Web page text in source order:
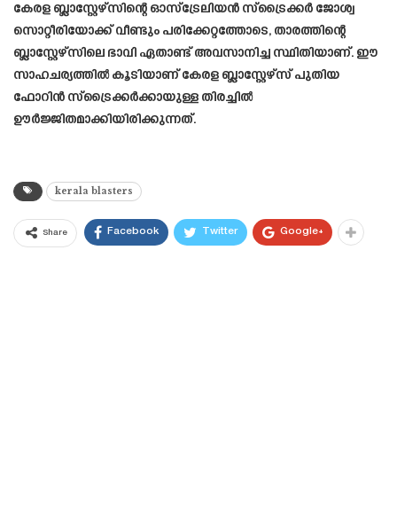
കേരള ബ്ലാസ്റ്റേഴ്സിന്റെ ഓസ്ട്രേലിയൻ സ്ട്രൈക്കർ ജോശ്വ
സൊറ്റീരിയോക്ക്‌ വീണ്ടും പരിക്കേറ്റത്തോടെ, താരത്തിന്റെ
ബ്ലാസ്റ്റേഴ്സിലെ ഭാവി ഏതാണ്ട് അവസാനിച്ച സ്ഥിതിയാണ്. ഈ
സാഹചര്യത്തിൽ കൂടിയാണ് കേരള ബ്ലാസ്റ്റേഴ്സ് പുതിയ
ഫോറിൻ സ്ട്രൈക്കർക്കായുള്ള തിരച്ചിൽ
ഊർജ്ജിതമാക്കിയിരിക്കുന്നത്.
kerala blasters
Share Facebook Twitter Google+